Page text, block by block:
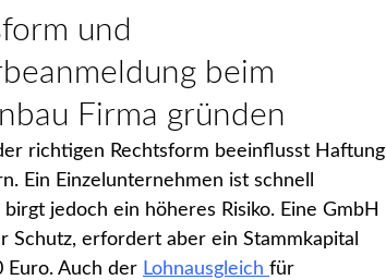
und
beim
Firma gründen
richtigen Rechtsform beeinflusst Haftung
Ein Einzelunternehmen ist schnell
jedoch ein höheres Risiko. Eine GmbH
Schutz, erfordert aber ein Stammkapital
Euro. Auch der Lohnausgleich für